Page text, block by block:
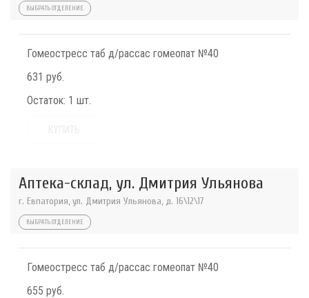
ВЫБРАТЬ ОТДЕЛЕНИЕ
Гомеостресс таб д/рассас гомеопат №40
631 руб.
Остаток: 1 шт.
Аптека-склад, ул. Дмитрия Ульянова
г. Евпатория, ул. Дмитрия Ульянова, д. 16\12\17
ВЫБРАТЬ ОТДЕЛЕНИЕ
Гомеостресс таб д/рассас гомеопат №40
655 руб.